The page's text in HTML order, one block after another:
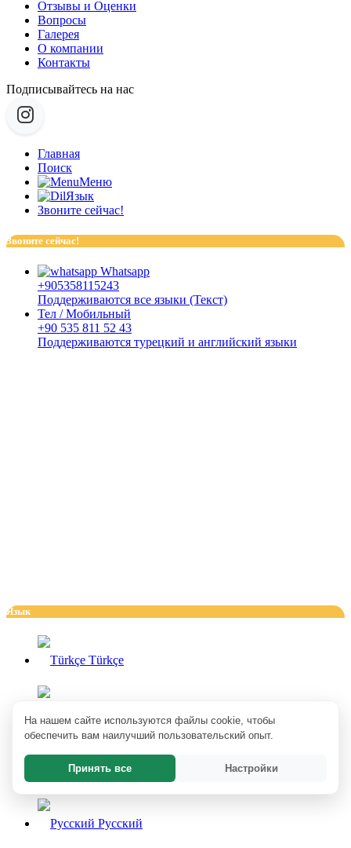
На нашем сайте используются файлы cookie, чтобы
обеспечить вам наилучший пользовательский опыт.
Принять все Настройки
Отзывы и Оценки
Вопросы
Галерея
О компании
Контакты
Подписывайтесь на нас
Главная
Поиск
Меню
Язык
Звоните сейчас!
Звоните сейчас!
Whatsapp
+905358115243
Поддерживаются все языки (Текст)
Тел / Мобильный
+90 535 811 52 43
Поддерживаются турецкий и английский языки
Язык
Türkçe
Deutsch
Pусский